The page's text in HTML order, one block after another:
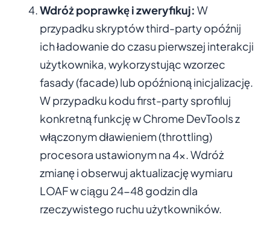
Wdróż poprawkę i zweryfikuj: W
przypadku skryptów third-party opóźnij
ich ładowanie do czasu pierwszej interakcji
użytkownika, wykorzystując wzorzec
fasady (facade) lub opóźnioną inicjalizację.
W przypadku kodu first-party sprofiluj
konkretną funkcję w Chrome DevTools z
włączonym dławieniem (throttling)
procesora ustawionym na 4x. Wdróż
zmianę i obserwuj aktualizację wymiaru
LOAF w ciągu 24-48 godzin dla
rzeczywistego ruchu użytkowników.